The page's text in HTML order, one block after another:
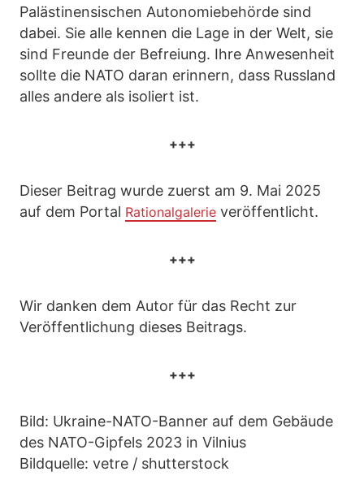
Palästinensischen Autonomiebehörde sind
dabei. Sie alle kennen die Lage in der Welt, sie
sind Freunde der Befreiung. Ihre Anwesenheit
sollte die NATO daran erinnern, dass Russland
alles andere als isoliert ist.
+++
Dieser Beitrag wurde zuerst am 9. Mai 2025
auf dem Portal Rationalgalerie veröffentlicht.
+++
Wir danken dem Autor für das Recht zur
Veröffentlichung dieses Beitrags.
+++
Bild: Ukraine-NATO-Banner auf dem Gebäude
des NATO-Gipfels 2023 in Vilnius
Bildquelle: vetre / shutterstock